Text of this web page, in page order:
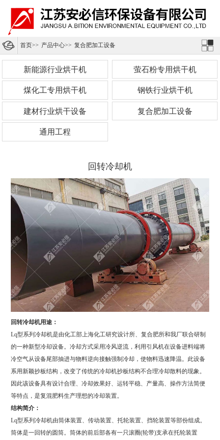
首页>> 产品中心>> 复合肥加工设备
新能源行业烘干机 萤石粉专用烘干机
煤化工专用烘干机 钢铁行业烘干机
建材行业烘干设备 复合肥加工设备
通用工程
回转冷却机
回转冷却机用途：
Lq型系列冷却机是由化工部上海化工研究设计所、复合肥所和我厂联合研制
的一种新型冷却设备。冷却方式采用冷风逆流，利用引风机在设备进料端将
冷空气从设备尾部抽进与物料逆向接触强制冷却，使物料迅速降温。此设备
系用新颖抄板结构，改变了传统的冷却机抄板结构不合理冷却散料的现象。
因此该设备具有设计合理、冷却效果好、运转平稳、产量高、操作方法简便
等特点，是复混肥料生产理想的冷却装置。
结构简介：
Lq型系列冷却机由筒体装置、传动装置、托轮装置、挡轮装置等部份组成。
筒体是一回转的圆筒。筒体的前后部各有一只滚圈(轮带)支承在托轮装置